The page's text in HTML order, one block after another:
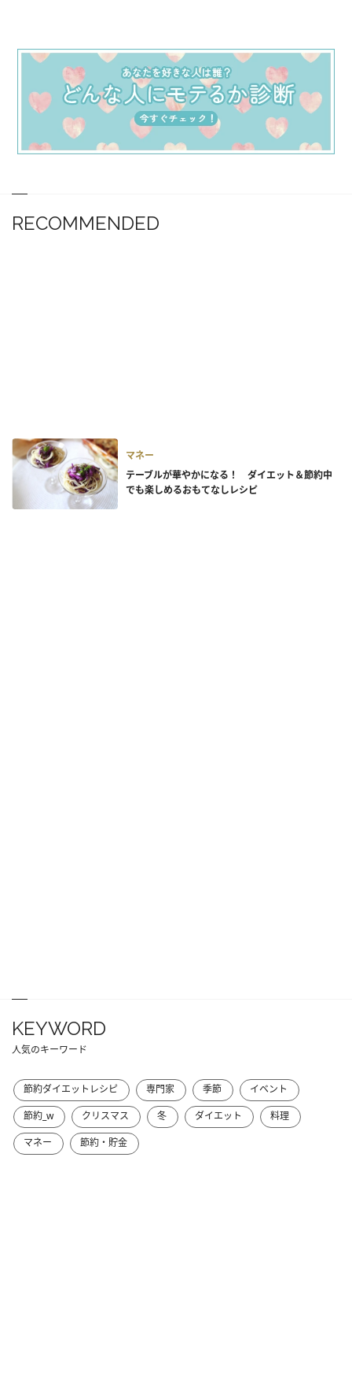
RECOMMENDED
マネー
テーブルが華やかになる！ ダイエット＆節約中
でも楽しめるおもてなしレシピ
KEYWORD
人気のキーワード
節約ダイエットレシピ 専門家 季節
イベント
節約_w
クリスマス 冬 ダイエット
料理
マネー
節約・貯金